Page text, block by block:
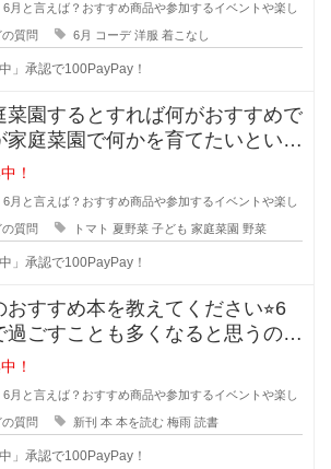
6月と言えば？おすすめ商品や参加するイベントや楽し
質問 6月 コーデ 洋服 着こなし
」承認で100PayPay！
菜園するとすれば何がおすすめで
家庭菜園で何かを育てたいという
月くらいから植え
！
6月と言えば？おすすめ商品や参加するイベントや楽し
質問 トマト 夏野菜 子ども 家庭菜園 野菜
」承認で100PayPay！
すすめ本を教えてください⭐︎6
過ごすことも多くなると思うの
読
！
6月と言えば？おすすめ商品や参加するイベントや楽し
質問 新刊 本 本を読む 梅雨 読書
」承認で100PayPay！